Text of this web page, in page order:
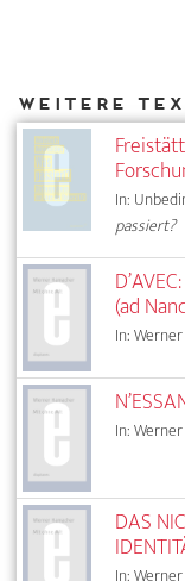
In:
passiert?
(ad
In:
In:
DAS